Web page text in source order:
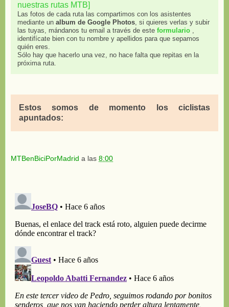
nuestras rutas MTB]
Las fotos de cada ruta las compartimos con los asistentes
mediante un album de Google Photos, si quieres verlas y subir
las tuyas, mándanos tu email a través de este formulario ,
identifícate bien con tu nombre y apellidos para que sepamos
quién eres.
Sólo hay que hacerlo una vez, no hace falta que repitas en la
próxima ruta.
Estos somos de momento los ciclistas
apuntados:
MTBenBiciPorMadrid a las 8:00